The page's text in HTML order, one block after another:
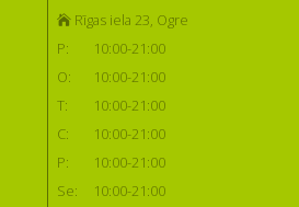
Rīgas iela 23, Ogre
P:
10:00-21:00
O:
10:00-21:00
T:
10:00-21:00
C:
10:00-21:00
P:
10:00-21:00
Se:
10:00-21:00